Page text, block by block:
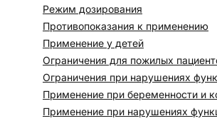
Режим дозирования
Противопоказания к применению
Применение у детей
Ограничения для пожилых
Ограничения при нарушениях
Применение при беременности и
Применение при нарушениях